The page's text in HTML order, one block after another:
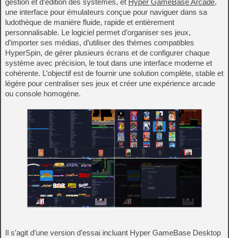
gestion et d’édition des systèmes, et Hyper GameBase Arcade,
une interface pour émulateurs conçue pour naviguer dans sa
ludothèque de manière fluide, rapide et entièrement
personnalisable. Le logiciel permet d’organiser ses jeux,
d’importer ses médias, d’utiliser des thèmes compatibles
HyperSpin, de gérer plusieurs écrans et de configurer chaque
système avec précision, le tout dans une interface moderne et
cohérente. L’objectif est de fournir une solution complète, stable et
légère pour centraliser ses jeux et créer une expérience arcade
ou console homogène.
Il s’agit d’une version d’essai incluant Hyper GameBase Desktop